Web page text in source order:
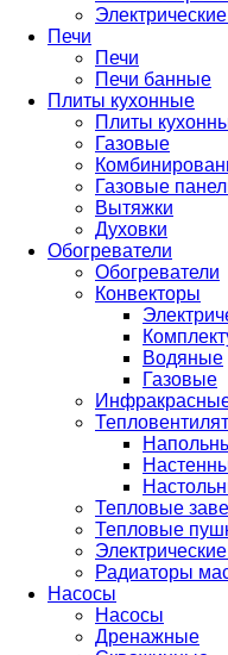
Печи
Печи
Печи банные
Плиты кухонные
Плиты
Газовые
Газовые
Вытяжки
Духовки
Обогреватели
Обогреватели
Конвекторы
Водяные
Газовые
Тепловые
Тепловые
Радиаторы
Насосы
Насосы
Дренажные